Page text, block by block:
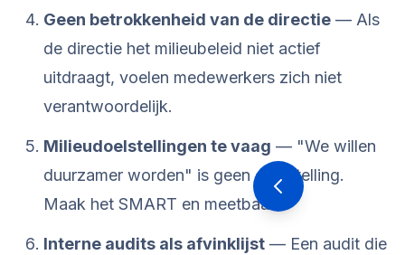
Geen betrokkenheid van de directie — Als
de directie het milieubeleid niet actief
uitdraagt, voelen medewerkers zich niet
verantwoordelijk.
Milieudoelstellingen te vaag — "We willen
duurzamer worden" is geen doelstelling.
Maak het SMART en meetbaar.
Interne audits als afvinklijst — Een audit die